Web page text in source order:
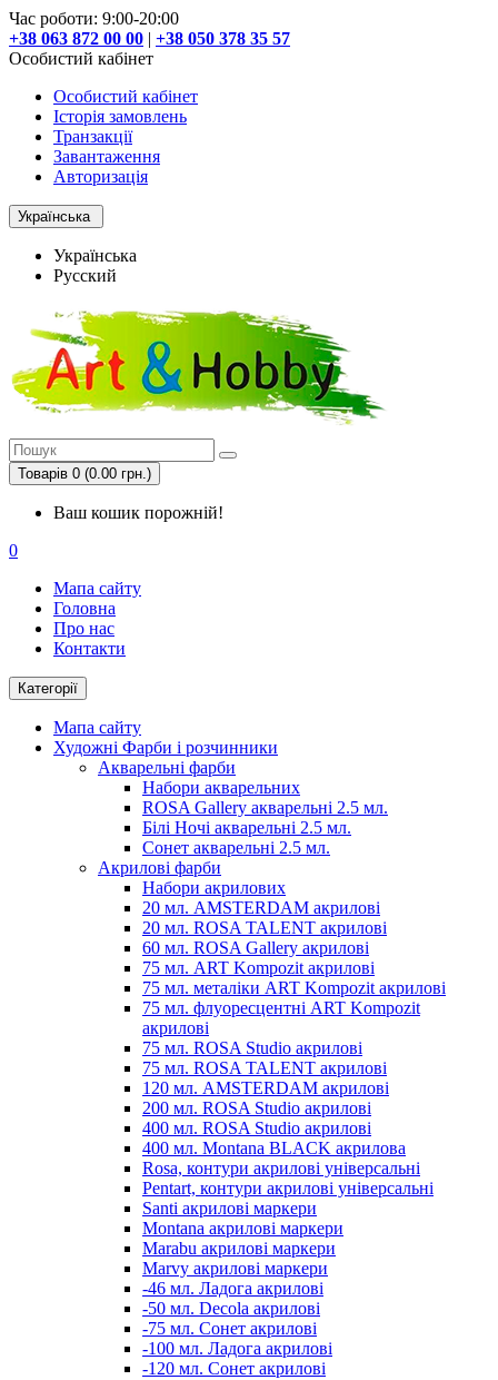
Час роботи: 9:00-20:00
+38 063 872 00 00 | +38 050 378 35 57
Особистий кабінет
Особистий кабінет
Історія замовлень
Транзакції
Завантаження
Авторизація
Українська
Українська
Русский
Товарів 0 (0.00 грн.)
Ваш кошик порожній!
0
Мапа сайту
Головна
Про нас
Контакти
Категорії
Мапа сайту
Художні Фарби і розчинники
Акварельні фарби
Набори акварельних
ROSA Gallery акварельні 2.5 мл.
Білі Ночі акварельні 2.5 мл.
Сонет акварельні 2.5 мл.
Акрилові фарби
Набори акрилових
20 мл. AMSTERDAM акрилові
20 мл. ROSA TALENT акрилові
60 мл. ROSA Gallery акрилові
75 мл. ART Kompozit акрилові
75 мл. металіки ART Kompozit акрилові
75 мл. флуоресцентні ART Kompozit
акрилові
75 мл. ROSA Studio акрилові
75 мл. ROSA TALENT акрилові
120 мл. AMSTERDAM акрилові
200 мл. ROSA Studio акрилові
400 мл. ROSA Studio акрилові
400 мл. Montana BLACK акрилова
Rosa, контури акрилові універсальні
Pentart, контури акрилові універсальні
Santi акрилові маркери
Montana акрилові маркери
Marabu акрилові маркери
Marvy акрилові маркери
-46 мл. Ладога акрилові
-50 мл. Decola акрилові
-75 мл. Сонет акрилові
-100 мл. Ладога акрилові
-120 мл. Сонет акрилові